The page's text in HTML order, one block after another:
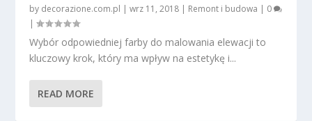
by decorazione.com.pl |wrz 11, 2018 | Remont i budowa | 0
|
Wybór odpowiedniej farby do malowania elewacji to
kluczowy krok, który ma wpływ na estetykę i...
READ MORE